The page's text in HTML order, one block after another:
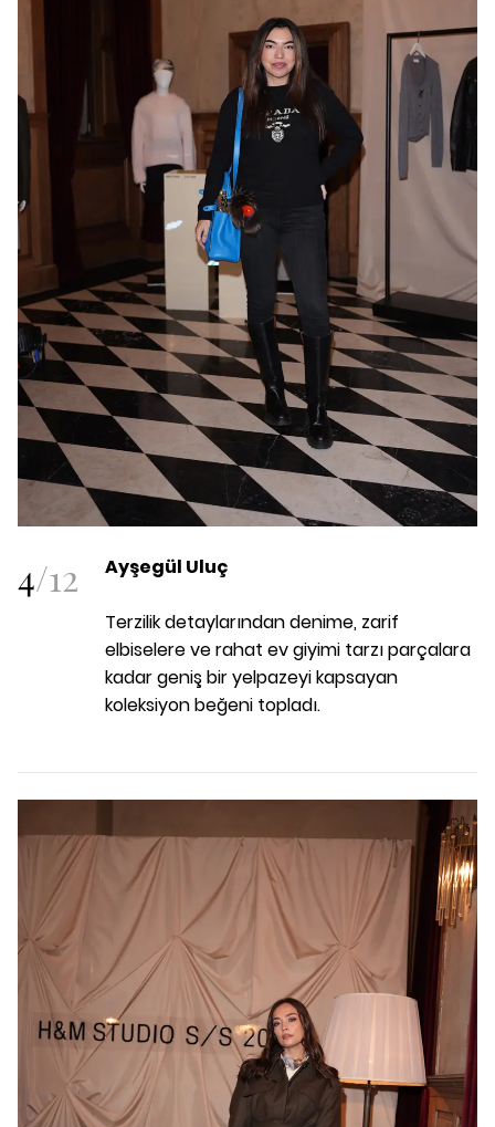
4/12 Ayşegül Uluç
Terzilik detaylarından denime, zarif
elbiselere ve rahat ev giyimi tarzı parçalara
kadar geniş bir yelpazeyi kapsayan
koleksiyon beğeni topladı.